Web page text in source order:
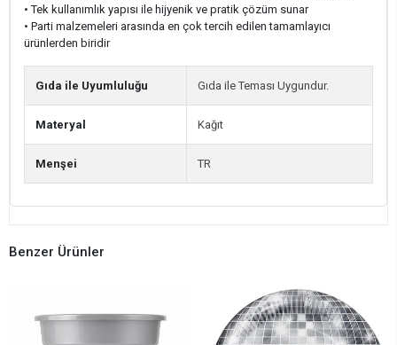
• Tek kullanımlık yapısı ile hijyenik ve pratik çözüm sunar
• Parti malzemeleri arasında en çok tercih edilen tamamlayıcı
ürünlerden biridir
Gıda ile Uyumluluğu Gıda ile Teması Uygundur.
Materyal Kağıt
Menşei TR
Benzer Ürünler